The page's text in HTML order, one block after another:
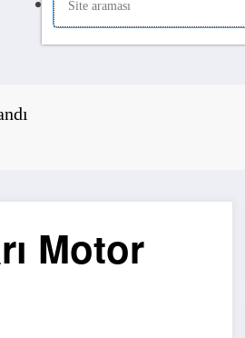
Motor